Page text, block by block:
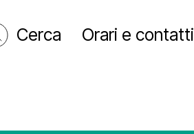
Cerca Orari e contatti